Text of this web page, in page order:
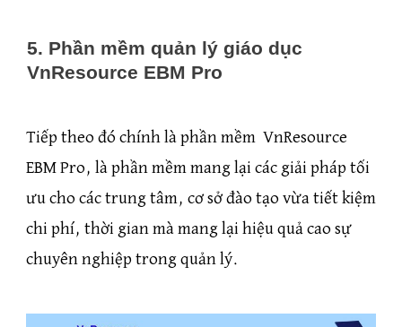
5. Phần mềm quản lý giáo dục
VnResource EBM Pro
Tiếp theo đó chính là phần mềm VnResource
EBM Pro, là phần mềm mang lại các giải pháp tối
ưu cho các trung tâm, cơ sở đào tạo vừa tiết kiệm
chi phí, thời gian mà mang lại hiệu quả cao sự
chuyên nghiệp trong quản lý.